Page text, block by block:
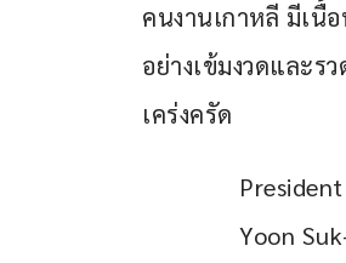
คนงานเกาหลี มีเนื้
อย่างเข้มงวดและ
เคร่งครัด
Yoon